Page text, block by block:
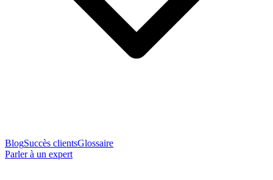
BlogSuccès clientsGlossaire
Parler à un expert